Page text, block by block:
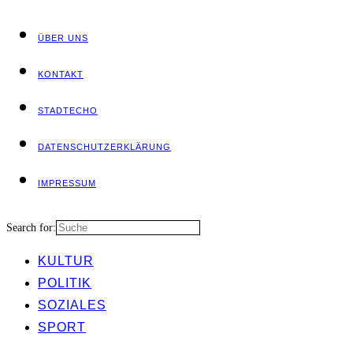
ÜBER UNS
KON­TAKT
STADT­ECHO
DATEN­SCHUTZ­ER­KLÄ­RUNG
IMPRES­SUM
Search for:
KUL­TUR
POLI­TIK
SOZIA­LES
SPORT